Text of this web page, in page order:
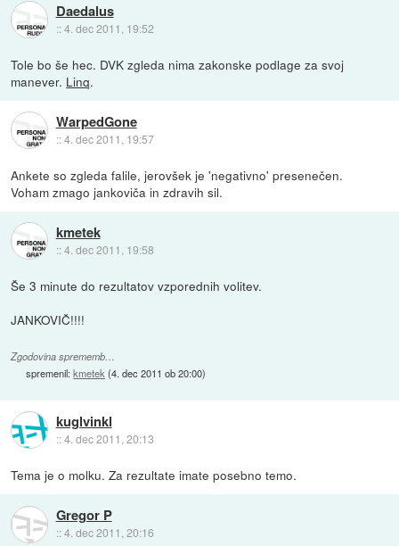
Daedalus
::4. dec 2011, 19:52
Tole bo še hec. DVK zgleda nima zakonske podlage za svoj
manever. Linq.
WarpedGone
::4. dec 2011, 19:57
Ankete so zgleda falile, jerovšek je 'negativno' presenečen.
Voham zmago jankoviča in zdravih sil.
kmetek
::4. dec 2011, 19:58
Še 3 minute do rezultatov vzporednih volitev.
JANKOVIČ!!!!
Zgodovina sprememb…
spremenil:kmetek (4. dec 2011 ob 20:00)
kuglvinkl
::4. dec 2011, 20:13
Tema je o molku. Za rezultate imate posebno temo.
Gregor P
::4. dec 2011, 20:16